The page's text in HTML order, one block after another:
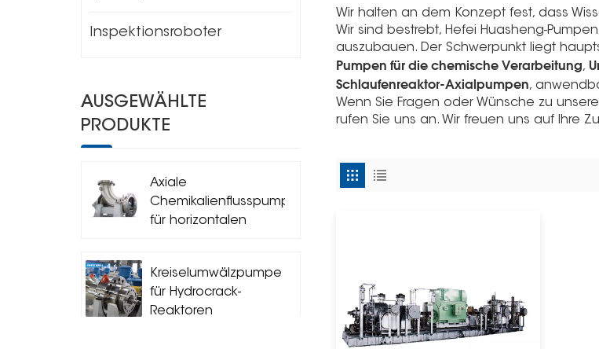
Wir halten an dem Konzept fest, dass
Wir sind bestrebt, Hefei Huasheng-
auszubauen. Der Schwerpunkt liegt
Pumpen für die chemische Verarbeitung,
Schlaufenreaktor-Axialpumpen,
Wenn Sie Fragen oder Wünsche zu
rufen Sie uns an. Wir freuen uns auf Ihre
Inspektionsroboter
AUSGEWÄHLTE
PRODUKTE
Axiale
Chemikalienflusspumpe
für horizontalen
Kreiselumwälzpumpe
für Hydrocrack-
Reaktoren